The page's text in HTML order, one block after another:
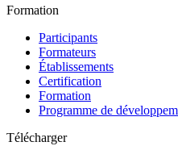
Formation
Participants
Formateurs
Établissements
Certification
Formation
Programme de
Télécharger